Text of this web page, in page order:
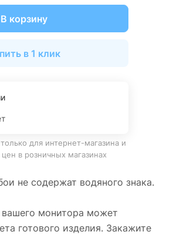
В корзину
в 1 клик
для интернет-магазина и
в розничных магазинах
не содержат водяного знака.
монитора может
готового изделия. Закажите